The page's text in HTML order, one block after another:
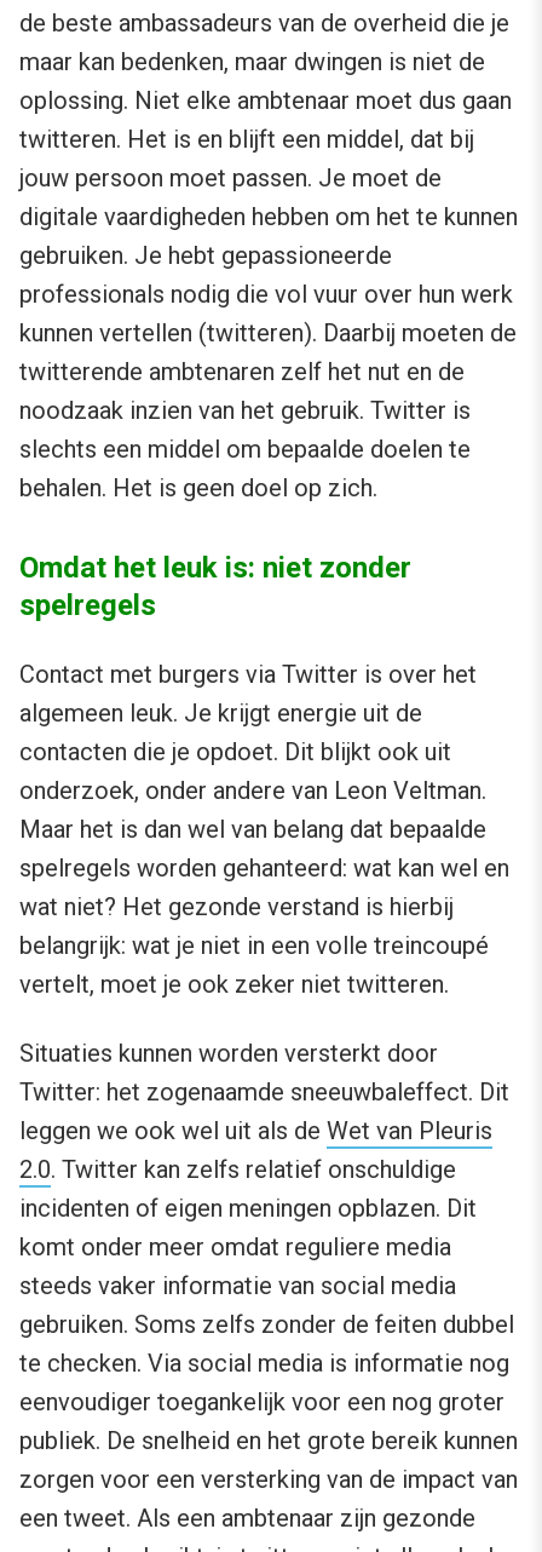
de beste ambassadeurs van de overheid die je
maar kan bedenken, maar dwingen is niet de
oplossing. Niet elke ambtenaar moet dus gaan
twitteren. Het is en blijft een middel, dat bij
jouw persoon moet passen. Je moet de
digitale vaardigheden hebben om het te kunnen
gebruiken. Je hebt gepassioneerde
professionals nodig die vol vuur over hun werk
kunnen vertellen (twitteren). Daarbij moeten de
twitterende ambtenaren zelf het nut en de
noodzaak inzien van het gebruik. Twitter is
slechts een middel om bepaalde doelen te
behalen. Het is geen doel op zich.
Omdat het leuk is: niet zonder
spelregels
Contact met burgers via Twitter is over het
algemeen leuk. Je krijgt energie uit de
contacten die je opdoet. Dit blijkt ook uit
onderzoek, onder andere van Leon Veltman.
Maar het is dan wel van belang dat bepaalde
spelregels worden gehanteerd: wat kan wel en
wat niet? Het gezonde verstand is hierbij
belangrijk: wat je niet in een volle treincoupé
vertelt, moet je ook zeker niet twitteren.
Situaties kunnen worden versterkt door
Twitter: het zogenaamde sneeuwbaleffect. Dit
leggen we ook wel uit als de Wet van Pleuris
2.0. Twitter kan zelfs relatief onschuldige
incidenten of eigen meningen opblazen. Dit
komt onder meer omdat reguliere media
steeds vaker informatie van social media
gebruiken. Soms zelfs zonder de feiten dubbel
te checken. Via social media is informatie nog
eenvoudiger toegankelijk voor een nog groter
publiek. De snelheid en het grote bereik kunnen
zorgen voor een versterking van de impact van
een tweet. Als een ambtenaar zijn gezonde